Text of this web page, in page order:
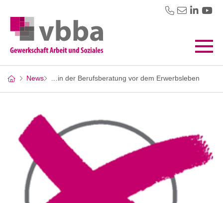
News …in der Berufsberatung vor dem Erwerbsleben